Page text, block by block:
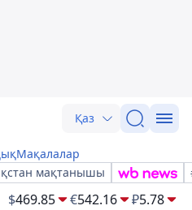
Қаз
Мақалалар
мақтанышы
$469.85 €542.16 ₽5.78